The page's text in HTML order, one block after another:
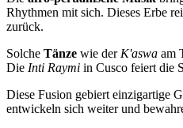
Rhythmen mit sich. Dieses Erbe
zurück.
Solche Tänze wie derK'aswa am
Die Inti Raymi in Cusco feiert die
Diese Fusion gebiert einzigartige
entwickeln sich weiter und